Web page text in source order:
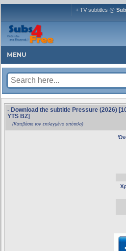
+ TV subtitles @
MENU
- Download the subtitle Pressure (2026)
YTS BZ]
(Κατεβάστε τον επιλεγμένο υπότιτλο)